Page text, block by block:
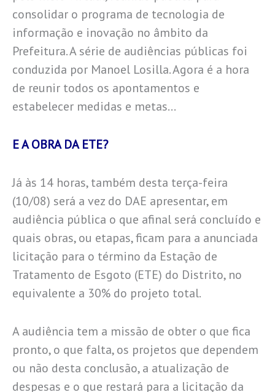
consolidar o programa de tecnologia de
informação e inovação no âmbito da
Prefeitura. A série de audiências públicas foi
conduzida por Manoel Losilla. Agora é a hora
de reunir todos os apontamentos e
estabelecer medidas e metas…
E A OBRA DA ETE?
Já às 14 horas, também desta terça-feira
(10/08) será a vez do DAE apresentar, em
audiência pública o que afinal será concluído e
quais obras, ou etapas, ficam para a anunciada
licitação para o término da Estação de
Tratamento de Esgoto (ETE) do Distrito, no
equivalente a 30% do projeto total.
A audiência tem a missão de obter o que fica
pronto, o que falta, os projetos que dependem
ou não desta conclusão, a atualização de
despesas e o que restará para a licitação da